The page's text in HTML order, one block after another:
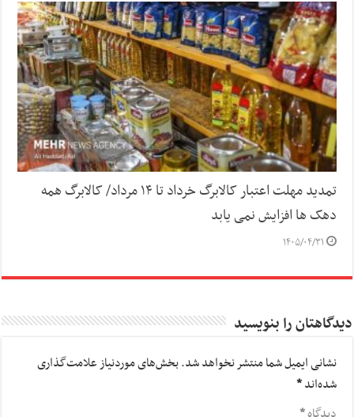
تمدید مهلت اعتبار کالابرگ خرداد تا ۱۴ مرداد/ کالابرگ همه
دهک ها افزایش نمی یابد
۱۴۰۵/۰۴/۳۱
دیدگاهتان را بنویسید
نشانی ایمیل شما منتشر نخواهد شد.بخش‌های موردنیاز علامت‌گذاری
شده‌اند*